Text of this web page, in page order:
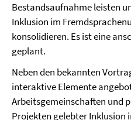
Bestandsaufnahme leisten
Inklusion im
konsolidieren. Es ist eine
geplant.
Neben den bekannten
interaktive Elemente
Arbeitsgemeinschaften und
Projekten gelebter